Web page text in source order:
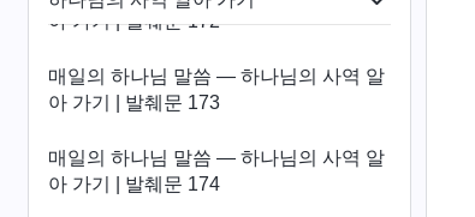
성육신 하나님의 사역 알아 가기 하나
아 가기 | 발췌문 172
매일의 하나님 말씀 ― 하나님의 사역 알
아 가기 | 발췌문 173
매일의 하나님 말씀 ― 하나님의 사역 알
아 가기 | 발췌문 174